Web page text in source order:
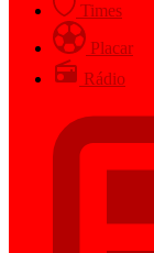
Times
Placar
Rádio